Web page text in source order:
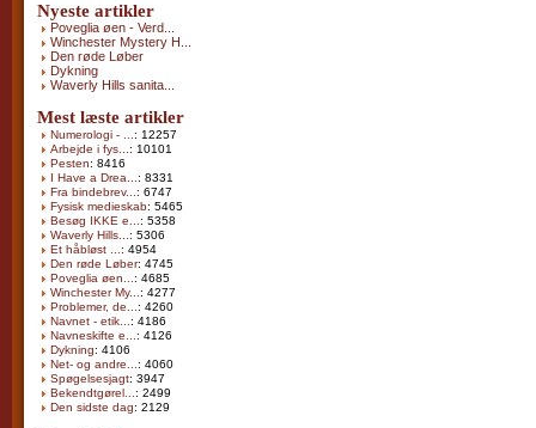
Nyeste artikler
Poveglia øen - Verd...
Winchester Mystery H...
Den røde Løber
Dykning
Waverly Hills sanita...
Mest læste artikler
Numerologi - ... : 12257
Arbejde i fys... : 10101
Pesten: 8416
I Have a Drea... : 8331
Fra bindebrev... : 6747
Fysisk medieskab: 5465
Besøg IKKE e... : 5358
Waverly Hills... : 5306
Et håbløst ... : 4954
Den røde Løber: 4745
Poveglia øen... : 4685
Winchester My... : 4277
Problemer, de... : 4260
Navnet - etik... : 4186
Navneskifte e... : 4126
Dykning: 4106
Net- og andre... : 4060
Spøgelsesjagt: 3947
Bekendtgørel... : 2499
Den sidste dag: 2129